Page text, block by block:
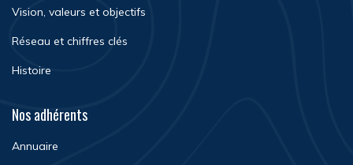
Vision, valeurs et objectifs
Réseau et chiffres clés
Histoire
Nos adhérents
Annuaire